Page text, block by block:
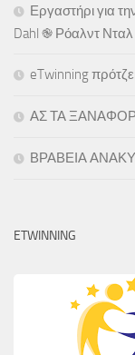
Εργαστήρι για
Dahl ֎ Ρόαλντ Νταλ
eTwinning
ΑΣ ΤΑ
ΒΡΑΒΕΙΑ
ETWINNING